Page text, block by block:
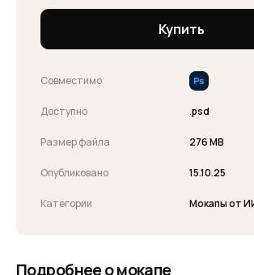
Купить
Совместимо
Доступно .psd
Размер файла 276 MB
Опубликовано 15.10.25
Категории Мокапы от
Подробнее о мокапе